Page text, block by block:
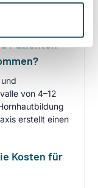
Patienten
von 4–12
erstellt einen
Kosten für